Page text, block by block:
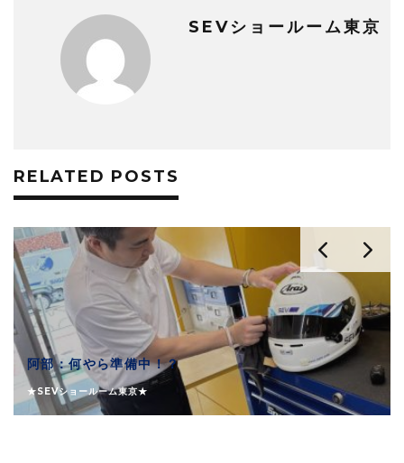
SEVショールーム東京
RELATED POSTS
阿部：何やら準備中！？
★SEVショールーム東京★